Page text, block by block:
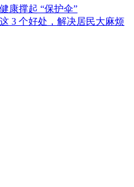
康撑起 “保护伞”
3 个好处，解决居民大麻烦